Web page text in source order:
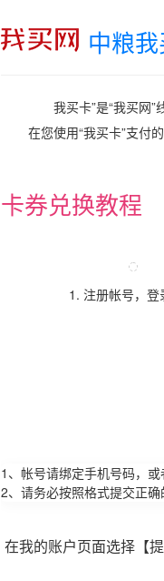
中粮
我买卡”是“我买网
在您使用“我买卡”支付
卡券兑换教程
1. 注册帐号，登
1、帐号请绑定手机号码，
2、请务必按照格式提交正
在我的账户页面选择【